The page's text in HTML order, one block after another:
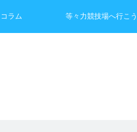
コラム 等々力競技場へ行こう